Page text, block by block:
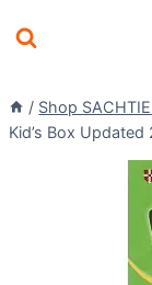
to
/ Shop
Kid’s Box Updated